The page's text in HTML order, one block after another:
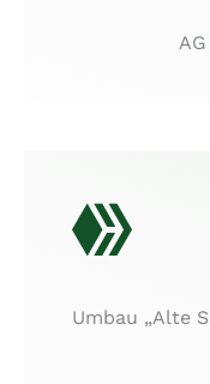
Umbau „Alte